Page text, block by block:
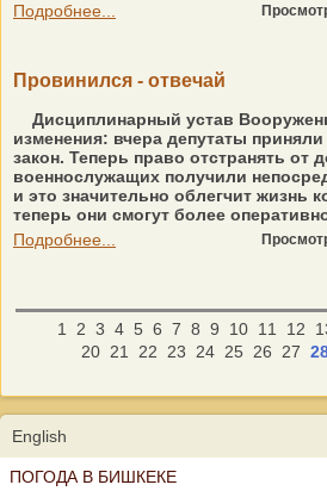
Подробнее...
Провинился - отвечай
Дисциплинарный устав
изменения: вчера депутаты
закон. Теперь право отстранять от
военнослужащих получили
и это значительно облегчит жизнь
теперь они смогут более
Подробнее...
1 2 3 4 5 6 7 8 9 10 11 12
20 21 22 23 24 25 26 27
English
ПОГОДА В БИШКЕКЕ